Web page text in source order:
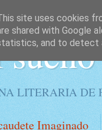
LITERARIA DE
Imaginado
site uses cookies
shared with Google
and to detect